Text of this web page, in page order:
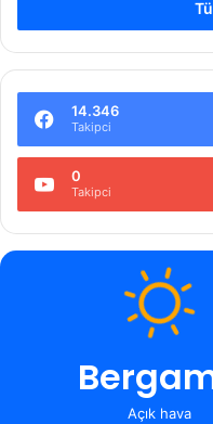
14.346
Takipci
0
Takipci
Açık hava